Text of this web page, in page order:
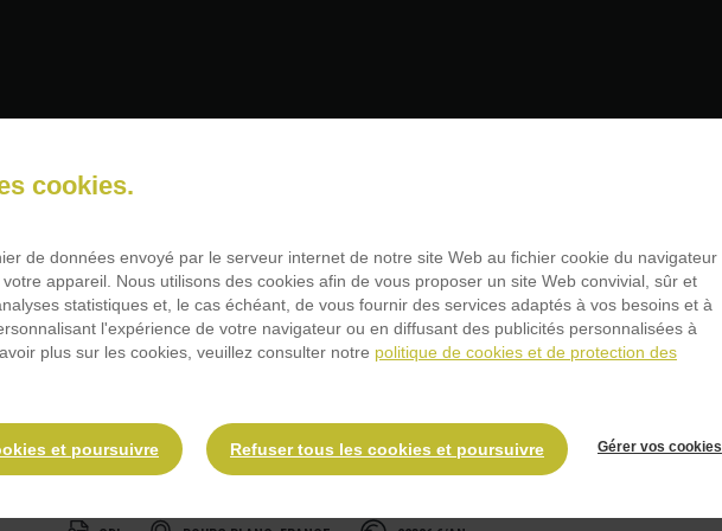
(H/F)
à cette offre
cookies.
de données envoyé par le serveur internet de notre site Web au fichier cookie du navigateur
appareil. Nous utilisons des cookies afin de vous proposer un site Web convivial, sûr et
statistiques et, le cas échéant, de vous fournir des services adaptés à vos besoins et à
l'expérience de votre navigateur ou en diffusant des publicités personnalisées à
plus sur les cookies, veuillez consulter notre politique de cookies et de protection des
et poursuivre Refuser tous les cookies et poursuivre Gérer vos cookies